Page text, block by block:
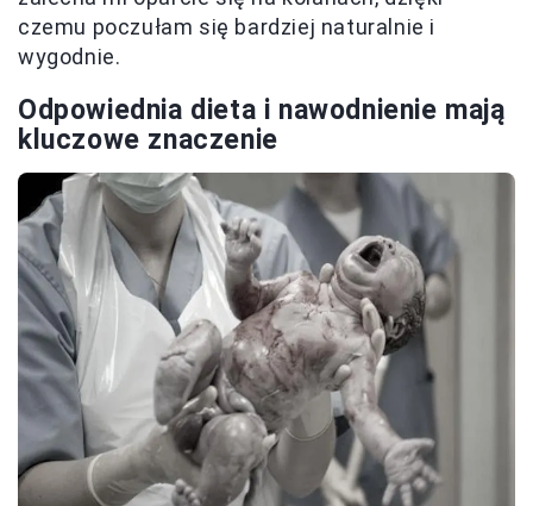
czemu poczułam się bardziej naturalnie i
wygodnie.
Odpowiednia dieta i nawodnienie mają
kluczowe znaczenie